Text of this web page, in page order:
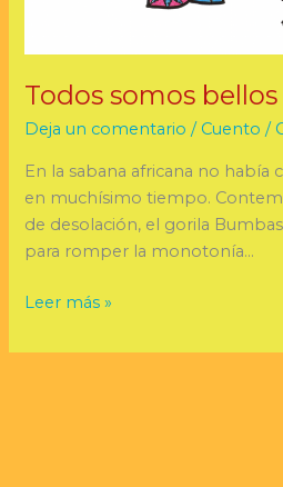
Todos somos bellos
Deja un comentario / Cuento /
En la sabana africana no había
en muchísimo tiempo.
de desolación, el gorila
para romper la monotonía…
Leer más »